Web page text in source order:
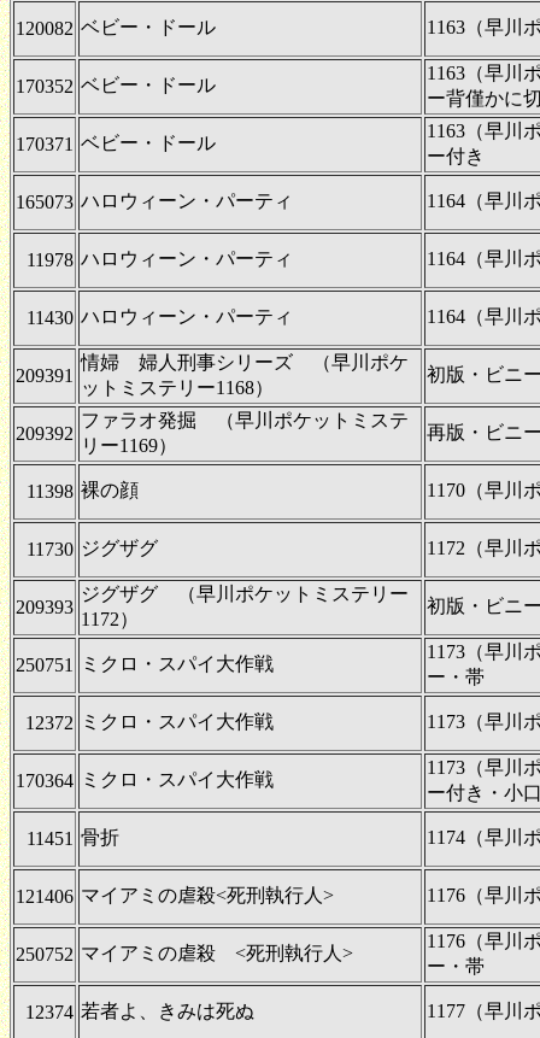
120082 ベビー・ドール 1163（早川
170352 ベビー・ドール
1163（早川
ー背僅かに
170371 ベビー・ドール
1163（早川
ー付き
165073 ハロウィーン・パーティ 1164（早川
11978 ハロウィーン・パーティ 1164（早川
11430 ハロウィーン・パーティ 1164（早川
209391
情婦 婦人刑事シリーズ （早川ポケ
ットミステリー1168）
初版・ビニ
209392
ファラオ発掘 （早川ポケットミステ
リー1169）
再版・ビニ
11398 裸の顔 1170（早川
11730 ジグザグ 1172（早川
209393
ジグザグ （早川ポケットミステリー
1172）
初版・ビニ
250751 ミクロ・スパイ大作戦
1173（早川
ー・帯
12372 ミクロ・スパイ大作戦 1173（早川
170364 ミクロ・スパイ大作戦
1173（早川
ー付き・小
11451 骨折 1174（早川
121406 マイアミの虐殺<死刑執行人> 1176（早川
250752 マイアミの虐殺 <死刑執行人>
1176（早川
ー・帯
12374 若者よ、きみは死ぬ 1177（早川